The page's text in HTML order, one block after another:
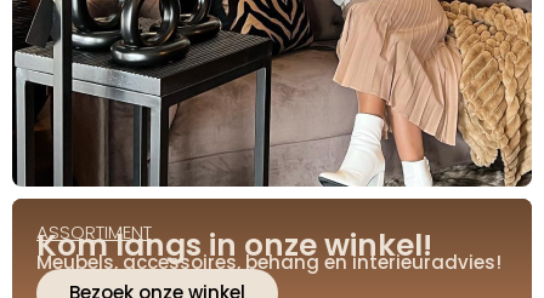
ASSORTIMENT
Kom langs in onze winkel!
Meubels, accessoires, behang en interieuradvies!
Bezoek onze winkel